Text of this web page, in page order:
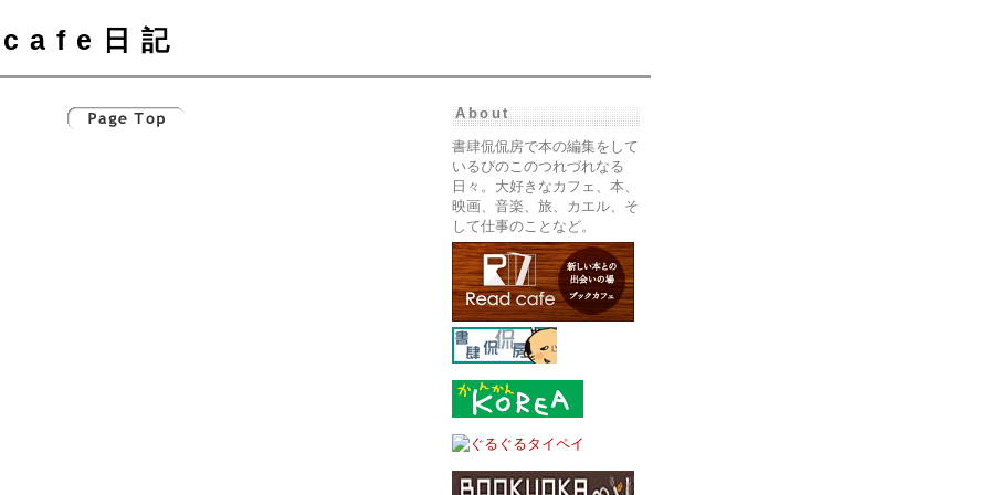
cafe日記
About
書肆侃侃房で本の編集をして
いるぴのこのつれづれなる
日々。大好きなカフェ、本、
映画、音楽、旅、カエル、そ
して仕事のことなど。